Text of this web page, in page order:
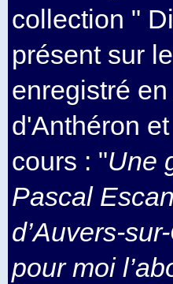
collection "
présent sur
enregistré
d'Anthéron
cours : "Une
Pascal
d’Auvers-
pour moi